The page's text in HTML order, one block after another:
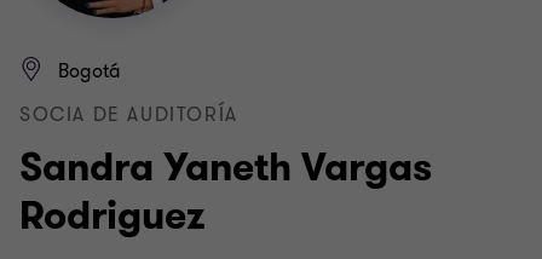
Sandra Yaneth Vargas
Rodriguez
Bogotá
SOCIA DE AUDITORÍA